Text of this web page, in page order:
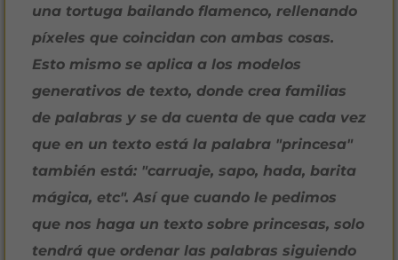
una tortuga bailando flamenco, rellenando
píxeles que coincidan con ambas cosas.
Esto mismo se aplica a los modelos
generativos de texto, donde crea familias
de palabras y se da cuenta de que cada vez
que en un texto está la palabra "princesa"
también está: "carruaje, sapo, hada, barita
mágica, etc". Así que cuando le pedimos
que nos haga un texto sobre princesas, solo
tendrá que ordenar las palabras siguiendo